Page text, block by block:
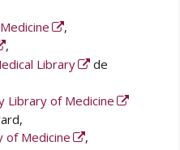
,
,
Library
de
Library of Medicine
of Medicine
,